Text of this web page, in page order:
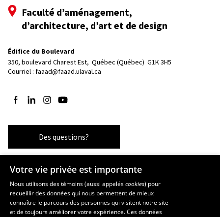
Faculté d’aménagement,
d’architecture, d’art et de design
Édifice du Boulevard
350, boulevard Charest Est, Québec (Québec)  G1K 3H5
Courriel : faaad@faaad.ulaval.ca
Suivez-nous sur Facebook
Suivez-nous sur LinkedIn
Suivez-nous sur Instagram
Suivez-nous sur YouTube
Des questions?
Les écoles et la recherche
École supérieure d’aménagement du territoire et de développement
régional
Votre vie privée est importante
Nous utilisons des témoins (aussi appeléscookies) pour
recueillir des données qui nous permettent de mieux
connaître le parcours des personnes qui visitent notre site
et de toujours améliorer votre expérience. Ces données